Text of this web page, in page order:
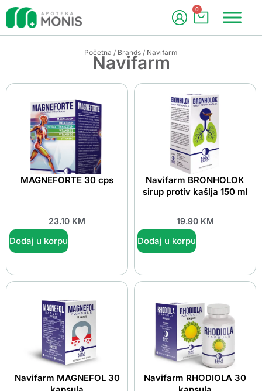
0
Početna / Brands / Navifarm
Navifarm
MAGNEFORTE 30 cps
23.10 KM
Dodaj u korpu
Navifarm BRONHOLOK
sirup protiv kašlja 150 ml
19.90 KM
Dodaj u korpu
Navifarm MAGNEFOL 30
Navifarm RHODIOLA 30